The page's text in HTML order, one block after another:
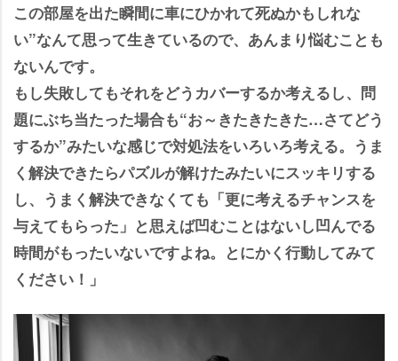
この部屋を出た瞬間に車にひかれて死ぬかもしれな
い”なんて思って生きているので、あんまり悩むことも
ないんです。
もし失敗してもそれをどうカバーするか考えるし、問
題にぶち当たった場合も“お～きたきたきた…さてどう
するか”みたいな感じで対処法をいろいろ考える。うま
く解決できたらパズルが解けたみたいにスッキリする
し、うまく解決できなくても「更に考えるチャンスを
与えてもらった」と思えば凹むことはないし凹んでる
時間がもったいないですよね。とにかく行動してみて
ください！」